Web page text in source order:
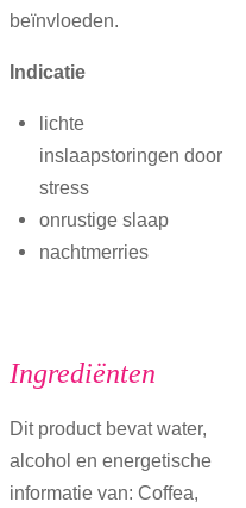
beïnvloeden.
Indicatie
lichte
inslaapstoringen door
stress
onrustige slaap
nachtmerries
Ingrediënten
Dit product bevat water,
alcohol en energetische
informatie van: Coffea,